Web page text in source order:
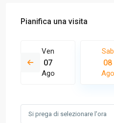
Pianifica una visita
Ven
07
Ago
Sab
08
Ago